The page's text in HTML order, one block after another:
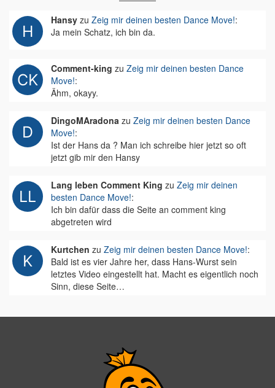
Hansy zu Zeig mir deinen besten Dance Move!:
Ja mein Schatz, ich bin da.
Comment-king zu Zeig mir deinen besten Dance
Move!:
Ähm, okayy.
DingoMAradona zu Zeig mir deinen besten Dance
Move!:
Ist der Hans da ? Man ich schreibe hier jetzt so oft
jetzt gib mir den Hansy
Lang leben Comment King zu Zeig mir deinen
besten Dance Move!:
Ich bin dafür dass die Seite an comment king
abgetreten wird
Kurtchen zu Zeig mir deinen besten Dance Move!:
Bald ist es vier Jahre her, dass Hans-Wurst sein
letztes Video eingestellt hat. Macht es eigentlich noch
Sinn, diese Seite…